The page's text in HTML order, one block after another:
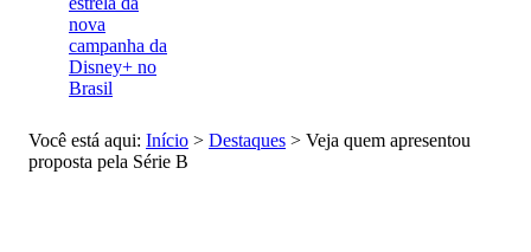
nova
campanha da
Disney+ no
Brasil
Você está aqui: Início > Destaques > Veja quem apresentou
proposta pela Série B